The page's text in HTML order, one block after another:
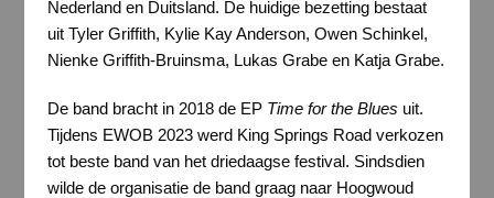
Nederland en Duitsland. De huidige bezetting bestaat
uit Tyler Griffith, Kylie Kay Anderson, Owen Schinkel,
Nienke Griffith-Bruinsma, Lukas Grabe en Katja Grabe.
De band bracht in 2018 de EP Time for the Blues uit.
Tijdens EWOB 2023 werd King Springs Road verkozen
tot beste band van het driedaagse festival. Sindsdien
wilde de organisatie de band graag naar Hoogwoud